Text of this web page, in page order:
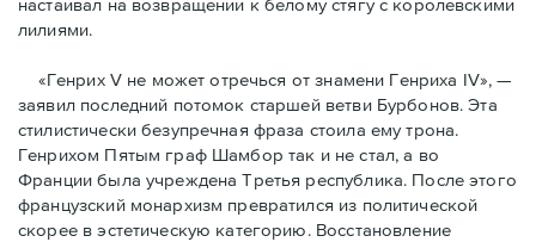
настаивал на возвращении к белому стягу с королевскими
лилиями.
«Генрих V не может отречься от знамени Генриха IV», —
заявил последний потомок старшей ветви Бурбонов. Эта
стилистически безупречная фраза стоила ему трона.
Генрихом Пятым граф Шамбор так и не стал, а во
Франции была учреждена Третья республика. После этого
французский монархизм превратился из политической
скорее в эстетическую категорию. Восстановление